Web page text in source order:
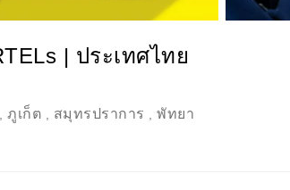
| ประเทศไทย
ภูเก็ต สมุทรปราการ พัทยา